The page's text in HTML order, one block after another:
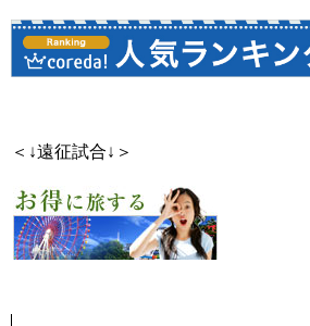
＜↓遠征試合↓＞